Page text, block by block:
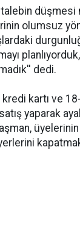
talebin düşmesi
olumsuz
dedi.
kredi kartı ve
yaparak